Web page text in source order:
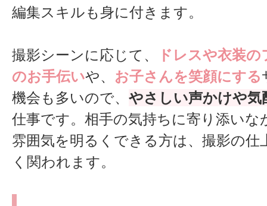
編集スキルも身に付きます。
撮影シーンに応じて、
ドレスや衣装
のお手伝いや、 お子さんを笑顔にする
機会も多いので、 やさしい声かけや気
仕事です。相手の気持ちに寄り添いな
雰囲気を明るくできる方は、撮影の仕
く関われます。